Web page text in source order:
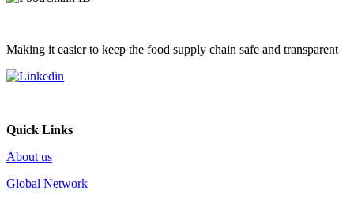
Making it easier to keep the food supply chain safe and transparent
Quick Links
About us
Global Network